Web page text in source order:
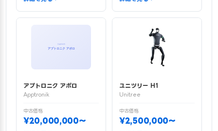
アプトロニク アポロ
Apptronik
中古価格
¥20,000,000〜
ユニツリー H1
Unitree
中古価格
¥2,500,000〜